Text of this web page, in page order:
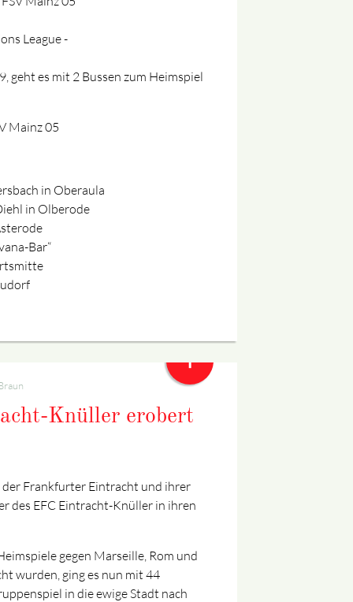
League -
geht es mit 2 Bussen zum Heimspiel
Mainz 05
in Oberaula
in Olberode
Bar“
Knüller erobert
der Frankfurter Eintracht und ihrer
des EFC Eintracht-Knüller in ihren
gegen Marseille, Rom und
wurden, ging es nun mit 44
in die ewige Stadt nach
+